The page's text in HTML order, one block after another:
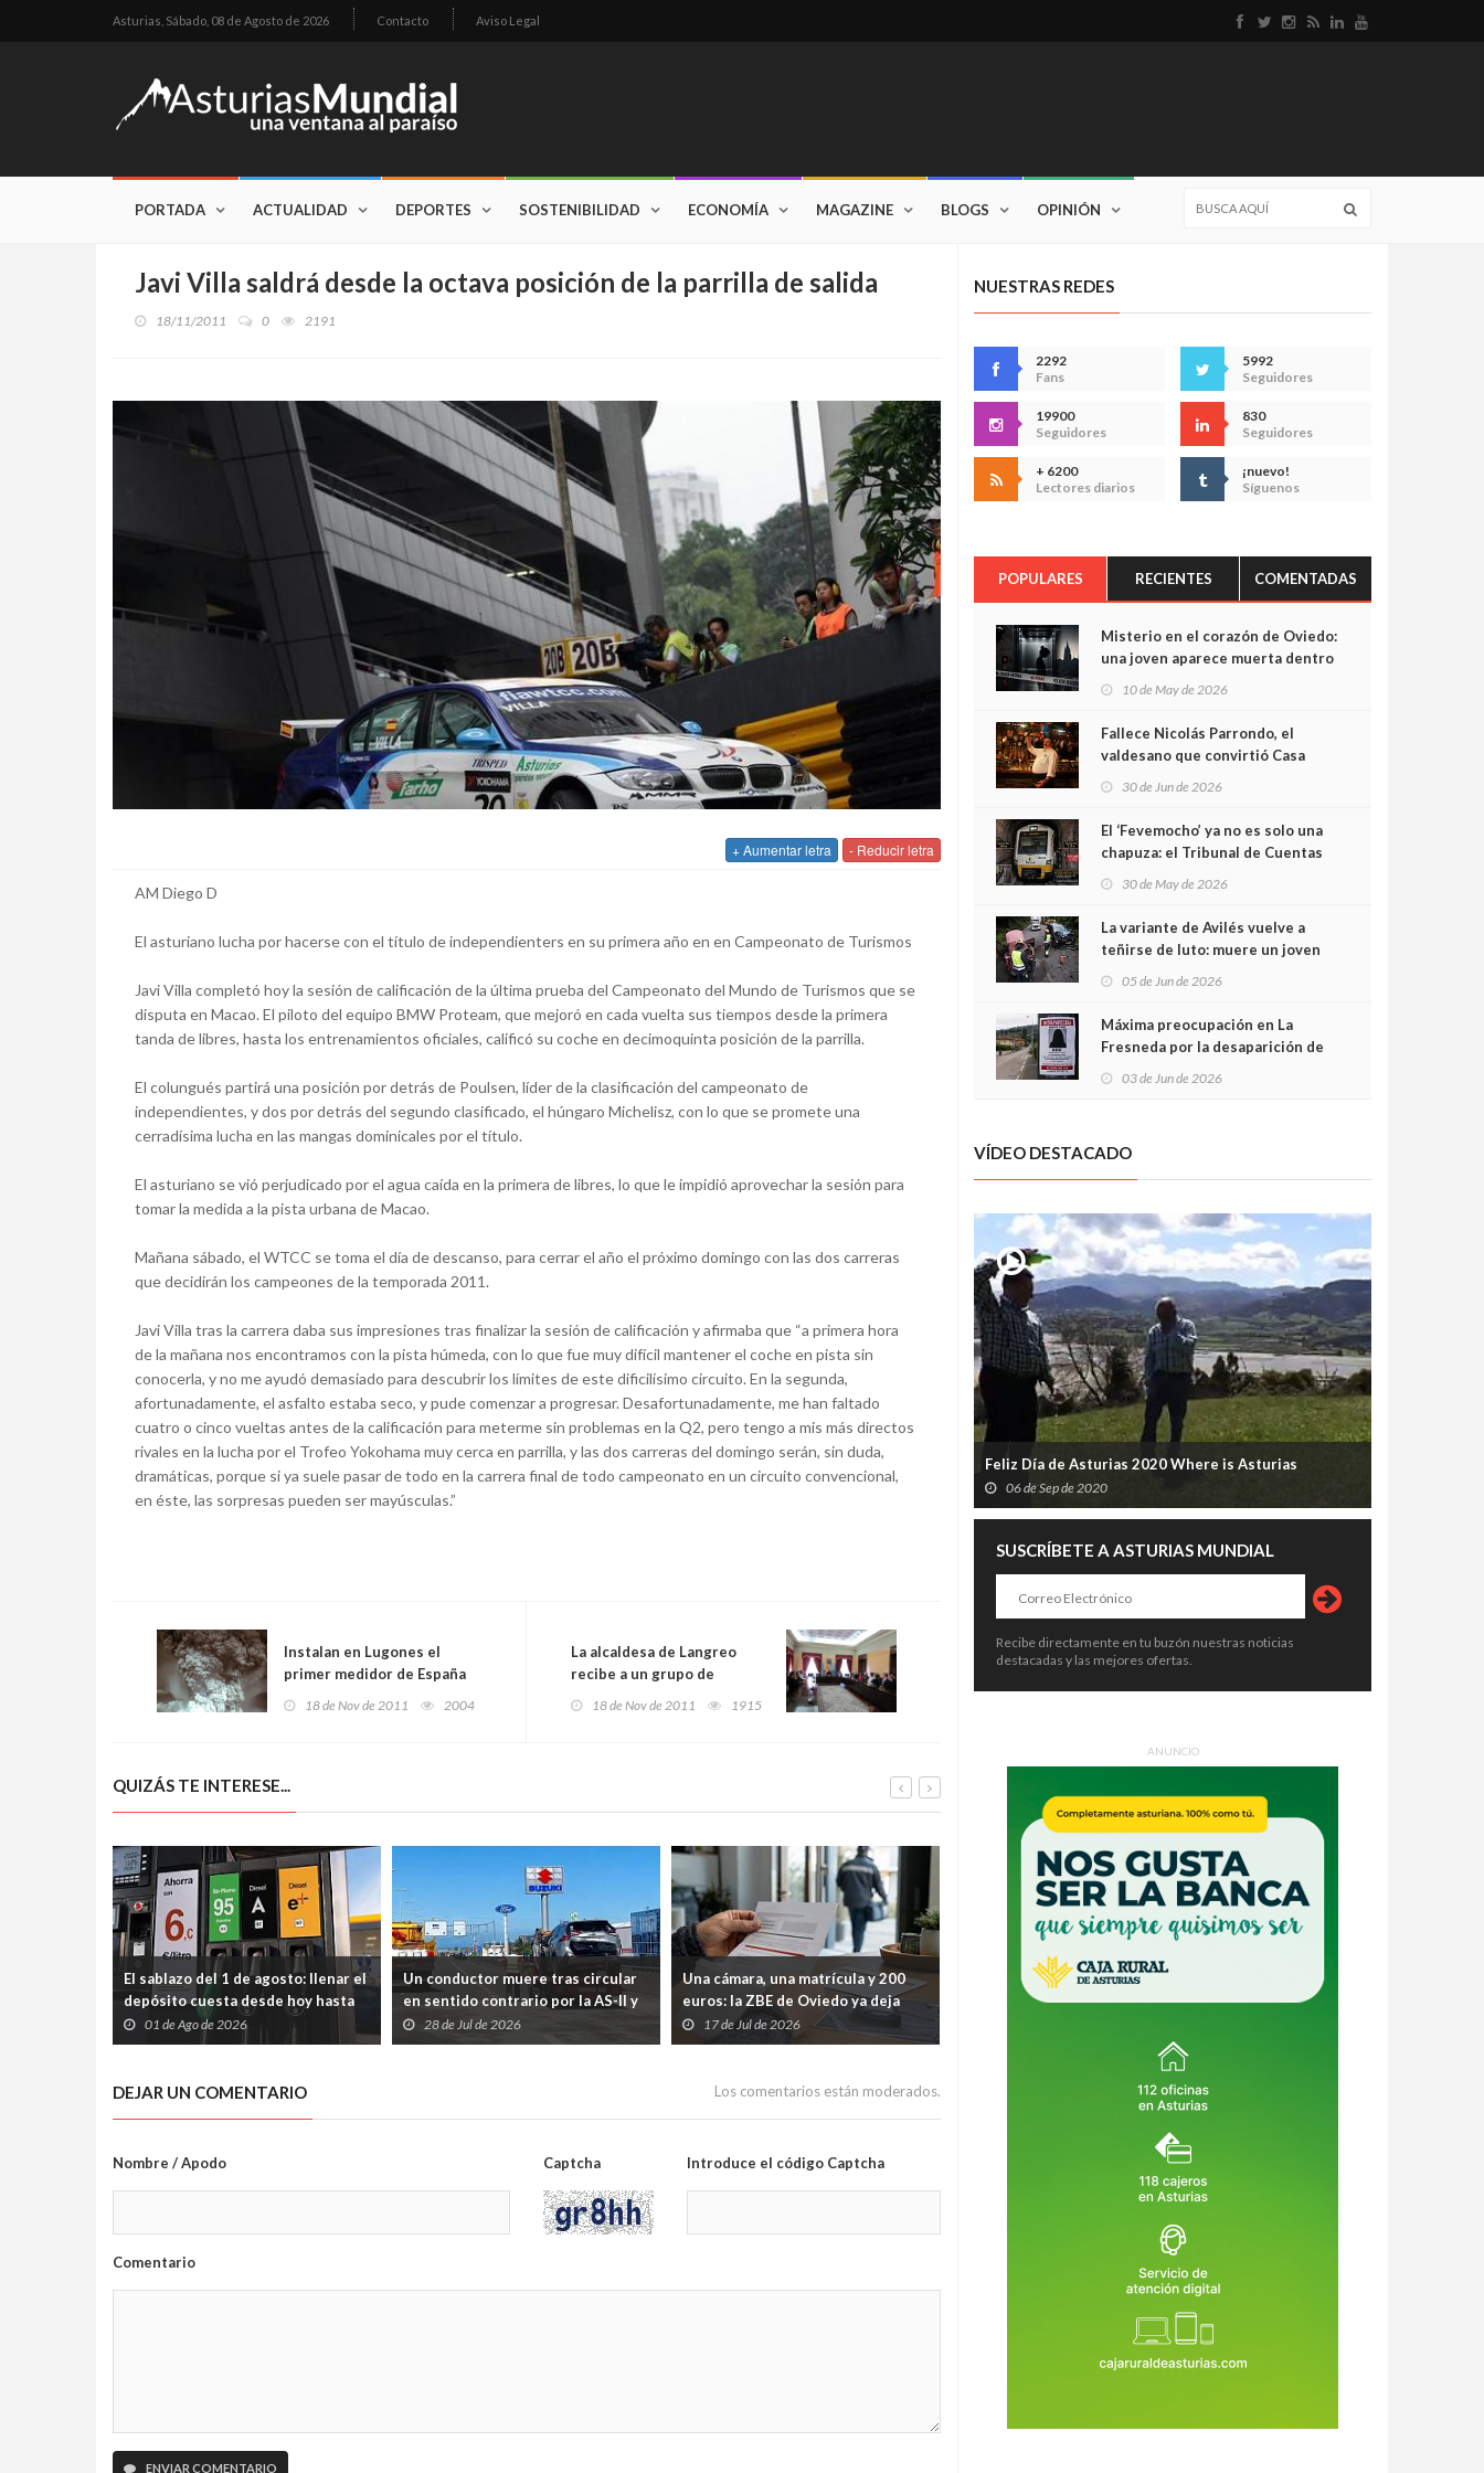
Asturias, Sábado, 08 de Agosto de 2026 Contacto Aviso Legal
PORTADA ACTUALIDAD DEPORTES SOSTENIBILIDAD ECONOMÍA MAGAZINE BLOGS OPINIÓN
Javi Villa saldrá desde la octava posición de la parrilla de salida
18/11/2011 0 2191
+ Aumentar letra - Reducir letra
AM Diego D
El asturiano lucha por hacerse con el título de independienters en su primera año en en Campeonato de Turismos
Javi Villa completó hoy la sesión de calificación de la última prueba del Campeonato del Mundo de Turismos que se
disputa en Macao. El piloto del equipo BMW Proteam, que mejoró en cada vuelta sus tiempos desde la primera
tanda de libres, hasta los entrenamientos oficiales, calificó su coche en decimoquinta posición de la parrilla.
El colungués partirá una posición por detrás de Poulsen, líder de la clasificación del campeonato de
independientes, y dos por detrás del segundo clasificado, el húngaro Michelisz, con lo que se promete una
cerradísima lucha en las mangas dominicales por el título.
El asturiano se vió perjudicado por el agua caída en la primera de libres, lo que le impidió aprovechar la sesión para
tomar la medida a la pista urbana de Macao.
Mañana sábado, el WTCC se toma el día de descanso, para cerrar el año el próximo domingo con las dos carreras
que decidirán los campeones de la temporada 2011.
Javi Villa tras la carrera daba sus impresiones tras finalizar la sesión de calificación y afirmaba que “a primera hora
de la mañana nos encontramos con la pista húmeda, con lo que fue muy difícil mantener el coche en pista sin
conocerla, y no me ayudó demasiado para descubrir los límites de este dificilísimo circuito. En la segunda,
afortunadamente, el asfalto estaba seco, y pude comenzar a progresar. Desafortunadamente, me han faltado
cuatro o cinco vueltas antes de la calificación para meterme sin problemas en la Q2, pero tengo a mis más directos
rivales en la lucha por el Trofeo Yokohama muy cerca en parrilla, y las dos carreras del domingo serán, sin duda,
dramáticas, porque si ya suele pasar de todo en la carrera final de todo campeonato en un circuito convencional,
en éste, las sorpresas pueden ser mayúsculas.”
Instalan en Lugones el
primer medidor de España
de partículas microscópicas
18 de Nov de 2011 2004
La alcaldesa de Langreo
recibe a un grupo de
irlandeses que participa en
18 de Nov de 2011 1915
QUIZÁS TE INTERESE...
El sablazo del 1 de agosto: llenar el
depósito cuesta desde hoy hasta
tres euros más en Asturias
01 de Ago de 2026
Un conductor muere tras circular
en sentido contrario por la AS-II y
chocar de frente en Porceyo
28 de Jul de 2026
Una cámara, una matrícula y 200
euros: la ZBE de Oviedo ya deja
casi 3.000 multas en dos meses
17 de Jul de 2026
Gijón cierra filas con Moreda
Riviere: más de 700 empleos
Asturias se convierte en el
costero más caro de España para
DEJAR UN COMENTARIO Los comentarios están moderados.
Nombre / Apodo Captcha Introduce el código Captcha
Comentario
ENVIAR COMENTARIO
NUESTRAS REDES
2292
Fans
5992
Seguidores
19900
Seguidores
830
Seguidores
+ 6200
Lectores diarios
¡nuevo!
Síguenos
POPULARES RECIENTES COMENTADAS
Misterio en el corazón de Oviedo:
una joven aparece muerta dentro
cámaras captan sus últimos
minutos
10 de May de 2026
Fallece Nicolás Parrondo, el
valdesano que convirtió Casa
30 de Jun de 2026
El ‘Fevemocho’ ya no es solo una
chapuza: el Tribunal de Cuentas
sobrecoste de los trenes que no
cabían por los túneles
30 de May de 2026
La variante de Avilés vuelve a
teñirse de luto: muere un joven
05 de Jun de 2026
Máxima preocupación en La
Fresneda por la desaparición de
03 de Jun de 2026
VÍDEO DESTACADO
Feliz Día de Asturias 2020 Where is Asturias
06 de Sep de 2020
SUSCRÍBETE A ASTURIAS MUNDIAL
Recibe directamente en tu buzón nuestras noticias
destacadas y las mejores ofertas.
ANUNCIO